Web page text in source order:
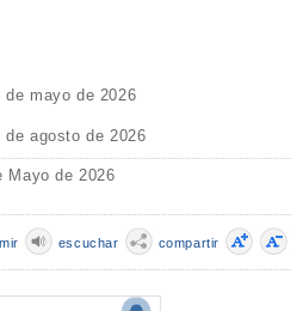
de mayo de 2026
de agosto de 2026
Mayo de 2026
compartir
escuchar